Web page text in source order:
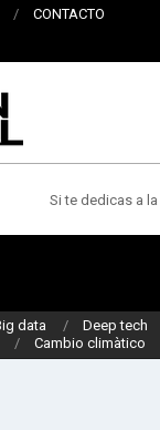
CONTACTO
Si te dedicas a la
data
Deep tech
Cambio climàtico